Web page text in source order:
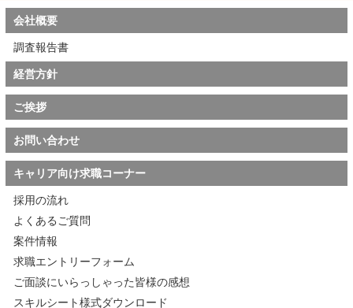
会社概要
調査報告書
経営方針
ご挨拶
お問い合わせ
キャリア向け求職コーナー
採用の流れ
よくあるご質問
案件情報
求職エントリーフォーム
ご面談にいらっしゃった皆様の感想
スキルシート様式ダウンロード